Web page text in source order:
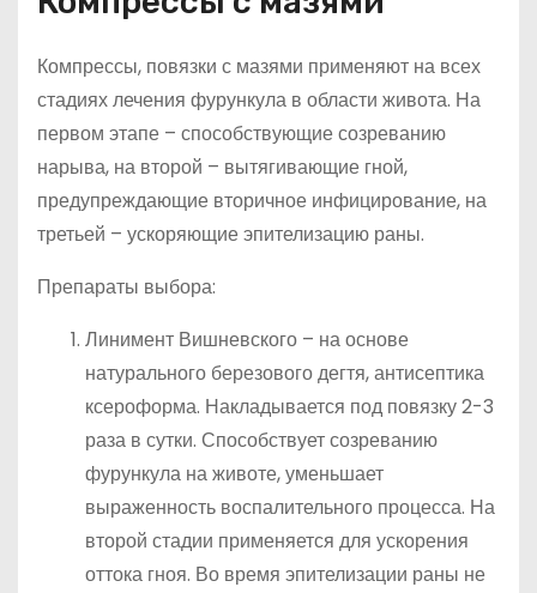
Компрессы, повязки с мазями применяют на всех
стадиях лечения фурункула в области живота. На
первом этапе – способствующие созреванию
нарыва, на второй – вытягивающие гной,
предупреждающие вторичное инфицирование, на
третьей – ускоряющие эпителизацию раны.
Препараты выбора:
Линимент Вишневского – на основе
натурального березового дегтя, антисептика
ксероформа. Накладывается под повязку 2-3
раза в сутки. Способствует созреванию
фурункула на животе, уменьшает
выраженность воспалительного процесса. На
второй стадии применяется для ускорения
оттока гноя. Во время эпителизации раны не